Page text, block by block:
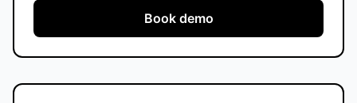
Book demo